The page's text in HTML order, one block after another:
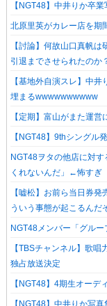
【NGT48】中井りか卒
北原里英がカレー店を期
【討論】何故山口真帆
引退までさせられたのか
【基地外自演スレ】中
埋まるwwwwwwwwww
【定期】富山がまた運営
【NGT48】9thシングル
NGT48ヲタの他店に対
くれないんだ」←怖すぎ
【嘘松】お前ら当日券
ういう事態が起こるんだ
NGT48メンバー「グルー
【TBSチャンネル】歌
独占放送決定
【NGT48】4期生オーデ
【NGT48】中井りか写